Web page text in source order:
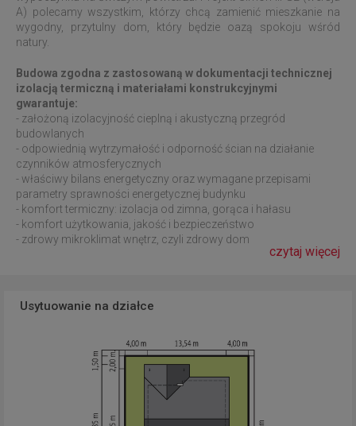
A) polecamy wszystkim, którzy chcą zamienić mieszkanie na
wygodny, przytulny dom, który będzie oazą spokoju wśród
natury.
Budowa zgodna z zastosowaną w dokumentacji technicznej
izolacją termiczną i materiałami konstrukcyjnymi
gwarantuje:
- założoną izolacyjność cieplną i akustyczną przegród
budowlanych
- odpowiednią wytrzymałość i odporność ścian na działanie
czynników atmosferycznych
- właściwy bilans energetyczny oraz wymagane przepisami
parametry sprawności energetycznej budynku
- komfort termiczny: izolacja od zimna, gorąca i hałasu
- komfort użytkowania, jakość i bezpieczeństwo
- zdrowy mikroklimat wnętrz, czyli zdrowy dom
czytaj więcej
Usytuowanie na działce